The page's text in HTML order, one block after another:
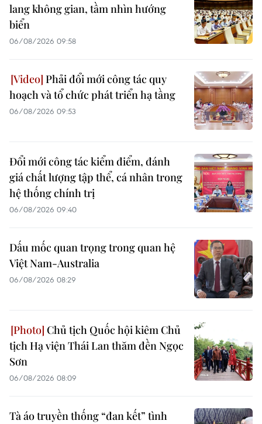
lang không gian, tầm nhìn hướng
biển
06/08/2026 09:58
Phải đổi mới công tác quy
hoạch và tổ chức phát triển hạ tầng
06/08/2026 09:53
Đổi mới công tác kiểm điểm, đánh
giá chất lượng tập thể, cá nhân trong
hệ thống chính trị
06/08/2026 09:40
Dấu mốc quan trọng trong quan hệ
Việt Nam-Australia
06/08/2026 08:29
Chủ tịch Quốc hội kiêm Chủ
tịch Hạ viện Thái Lan thăm đền Ngọc
Sơn
06/08/2026 08:09
Tà áo truyền thống “đan kết” tình